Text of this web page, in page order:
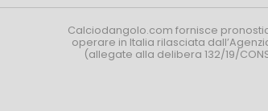
Calciodangolo.com fornisce
operare in Italia rilasciata
(allegate alla delibera 132/19/